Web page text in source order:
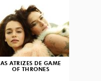
AS ATRIZES DE GAME
OF THRONES